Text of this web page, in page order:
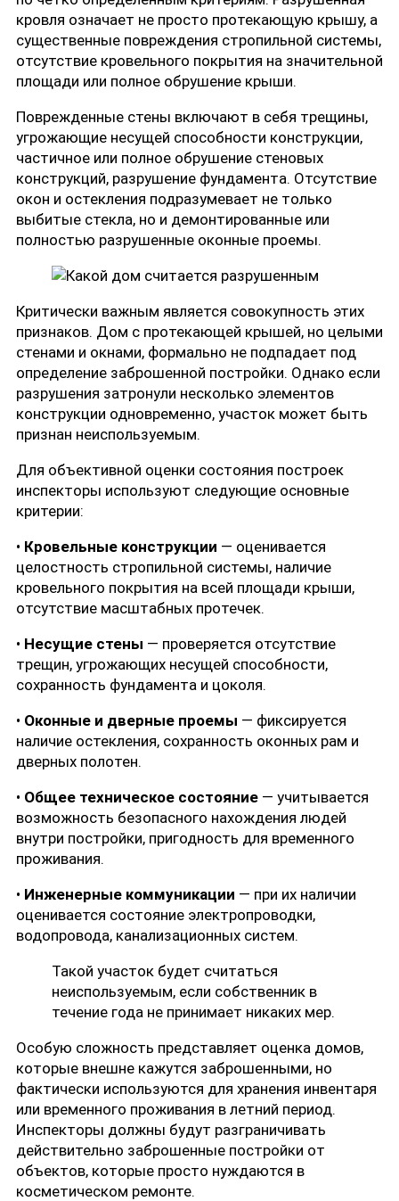
кровля означает не просто протекающую крышу, а
существенные повреждения стропильной системы,
отсутствие кровельного покрытия на значительной
площади или полное обрушение крыши.
Поврежденные стены включают в себя трещины,
угрожающие несущей способности конструкции,
частичное или полное обрушение стеновых
конструкций, разрушение фундамента. Отсутствие
окон и остекления подразумевает не только
выбитые стекла, но и демонтированные или
полностью разрушенные оконные проемы.
Критически важным является совокупность этих
признаков. Дом с протекающей крышей, но целыми
стенами и окнами, формально не подпадает под
определение заброшенной постройки. Однако если
разрушения затронули несколько элементов
конструкции одновременно, участок может быть
признан неиспользуемым.
Для объективной оценки состояния построек
инспекторы используют следующие основные
критерии:
• Кровельные конструкции — оценивается
целостность стропильной системы, наличие
кровельного покрытия на всей площади крыши,
отсутствие масштабных протечек.
• Несущие стены — проверяется отсутствие
трещин, угрожающих несущей способности,
сохранность фундамента и цоколя.
• Оконные и дверные проемы — фиксируется
наличие остекления, сохранность оконных рам и
дверных полотен.
• Общее техническое состояние — учитывается
возможность безопасного нахождения людей
внутри постройки, пригодность для временного
проживания.
• Инженерные коммуникации — при их наличии
оценивается состояние электропроводки,
водопровода, канализационных систем.
Такой участок будет считаться
неиспользуемым, если собственник в
течение года не принимает никаких мер.
Особую сложность представляет оценка домов,
которые внешне кажутся заброшенными, но
фактически используются для хранения инвентаря
или временного проживания в летний период.
Инспекторы должны будут разграничивать
действительно заброшенные постройки от
объектов, которые просто нуждаются в
косметическом ремонте.